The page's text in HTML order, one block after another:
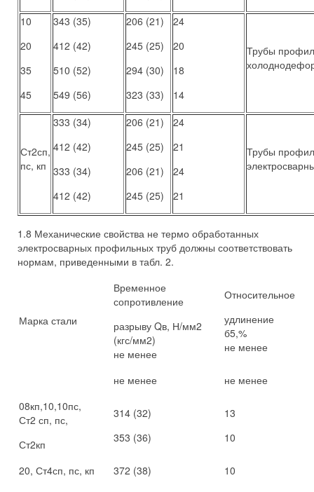
10
20
35
45
343 (35)
412 (42)
510 (52)
549 (56)
206 (21)
245 (25)
294 (30)
323 (33)
24
20
18
14
Трубы
Ст2сп,
пс, кп
333 (34)
412 (42)
333 (34)
412 (42)
206 (21)
245 (25)
206 (21)
245 (25)
24
21
24
21
Трубы
1.8 Механические свойства не термо обработанных
электросварных профильных труб должны соответствовать
нормам, приведенными в табл. 2.
Марка стали
Временное
сопротивление
разрыву Qв, Н/мм2
(кгс/мм2)
не менее
Относительное
удлинение
б5,%
не менее
не менее
не менее
08кп,10,10пс,
Ст2 сп, пс,
Ст2кп
314 (32)
353 (36)
13
10
20, Ст4сп, пс, кп 372 (38) 10